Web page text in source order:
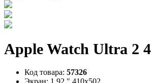
Apple Watch Ultra 2
Код товара: 57326